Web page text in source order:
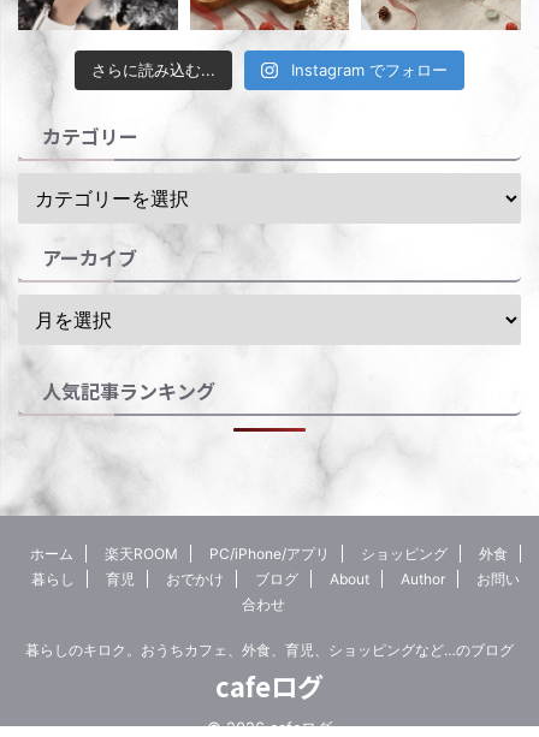
さらに読み込む... Instagram でフォロー
カテゴリー
アーカイブ
人気記事ランキング
ホーム 楽天ROOM PC/iPhone/アプリ ショッピング
外食
暮らし
育児 おでかけ ブログ About Author
お問い
合わせ
暮らしのキロク。おうちカフェ、外食、育児、ショッピングなど…のブログ
cafeログ
© 2026 cafeログ